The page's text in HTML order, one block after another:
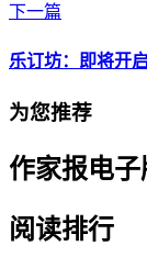
下一篇
乐订坊：即将开
为您推荐
作家报电子
阅读排行